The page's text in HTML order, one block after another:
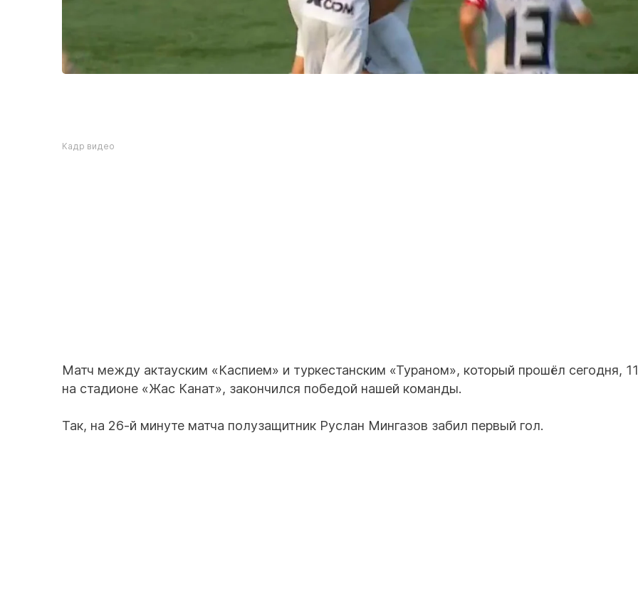
Кадр видео
Матч между актауским «Каспием» и туркестанским «Тураном», который прошёл сегодня,
на стадионе «Жас Канат», закончился победой нашей команды.
Так, на 26-й минуте матча полузащитник Руслан Мингазов забил первый гол.